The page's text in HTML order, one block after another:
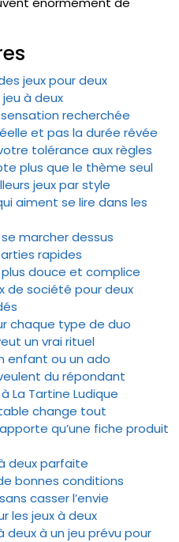
jeux pour deux
à deux
recherchée
et pas la durée rêvée
tolérance aux règles
plus que le thème seul
jeux par style
aiment se lire dans les
marcher dessus
rapides
douce et complice
de société pour deux
chaque type de duo
un vrai rituel
enfant ou un ado
du répondant
La Tartine Ludique
table change tout
qu’une fiche produit
deux parfaite
bonnes conditions
casser l’envie
les jeux à deux
deux à un jeu prévu pour